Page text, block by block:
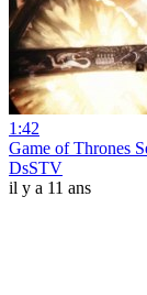
1:42
Game of Thrones
DsSTV
il y a 11 ans